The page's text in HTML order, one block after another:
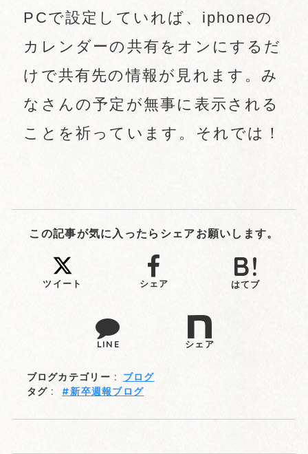
PCで設定していれば、iphoneの
カレンダーの共有をオンにするだ
けで共有先の情報が見れます。み
なさんの予定が無事に表示される
ことを祈っています。それでは！
この記事が気に入ったらシェアお願いします。
ツイート シェア はてブ
LINE シェア
ブログカテゴリー :
ブログ
タグ :
新卒週報ブログ